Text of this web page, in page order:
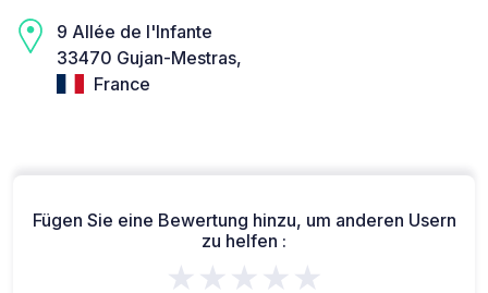
9 Allée de l'Infante
33470 Gujan-Mestras,
France
Fügen Sie eine Bewertung hinzu, um anderen Usern
zu helfen :
★★★★★